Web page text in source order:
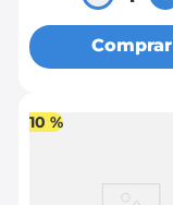
Comprar
10 %